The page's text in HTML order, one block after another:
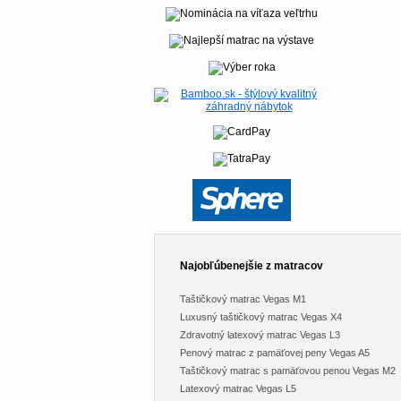
Najobľúbenejšie z matracov
Taštičkový matrac Vegas M1
Luxusný taštičkový matrac Vegas X4
Zdravotný latexový matrac Vegas L3
Penový matrac z pamäťovej peny Vegas A5
Taštičkový matrac s pamäťovou penou Vegas M2
Latexový matrac Vegas L5